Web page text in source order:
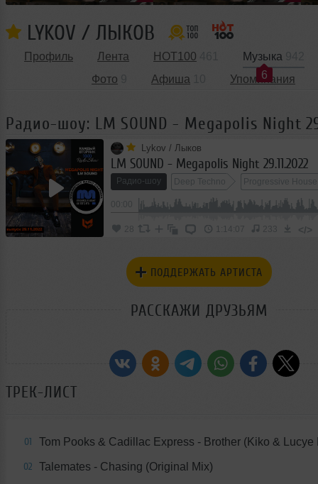
LYKOV / ЛЫКОВ
Профиль Лента HOT100
Музыка
6
Фото
Афиша Упоминания
Радио-шоу: LM SOUND - Megapolis Night
Lykov / Лыков
LM SOUND - Megapolis Night 29.11.2022
Радио-шоу Deep Techno Progressive House
28 1:14:07 233 </>
ПОДДЕРЖАТЬ АРТИСТА
РАССКАЖИ ДРУЗЬЯМ
ТРЕК-ЛИСТ
01 Tom Pooks & Cadillac Express - Brother (Kiko & Lucye
02 Talemates - Chasing (Original Mix)